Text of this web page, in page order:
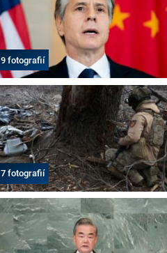
9 fotografií
7 fotografií